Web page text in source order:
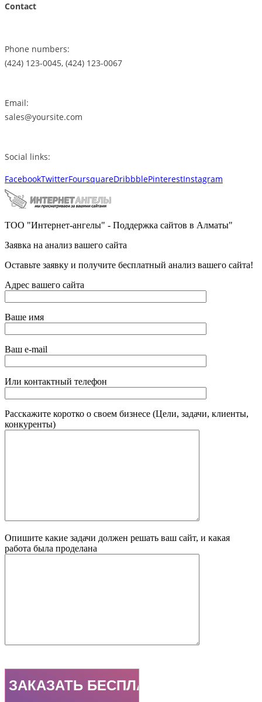
Contact
Phone numbers:
(424) 123-0045, (424) 123-0067
Email:
sales@yoursite.com
Social links:
FacebookTwitterFoursquareDribbblePinterestInstagram
ТОО "Интернет-ангелы" - Поддержка сайтов в Алматы"
Заявка на анализ вашего сайта
Оставьте заявку и получите бесплатный анализ вашего сайта!
Адрес вашего сайта
Ваше имя
Ваш e-mail
Или контактный телефон
Расскажите коротко о своем бизнесе (Цели, задачи, клиенты,
конкуренты)
Опишите какие задачи должен решать ваш сайт, и какая
работа была проделана